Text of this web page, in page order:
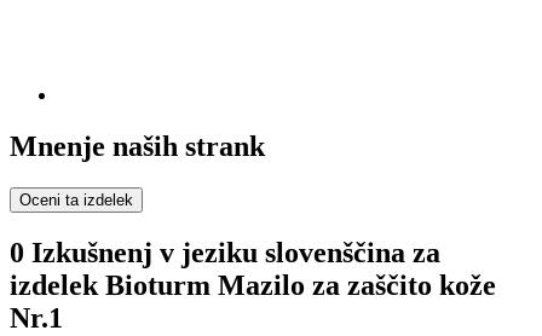
Mnenje naših strank
Oceni ta izdelek
0 Izkušnenj v jeziku slovenščina za
izdelek Bioturm Mazilo za zaščito kože
Nr.1